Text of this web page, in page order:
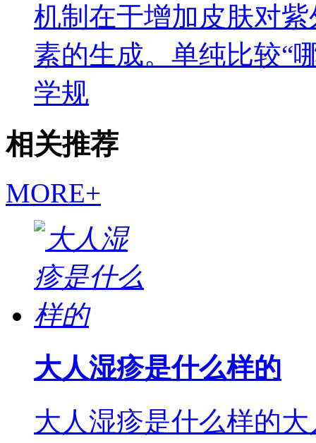
机制在于增加皮肤对
素的生成。单纯比较“
学规
相关推荐
MORE+
大人湿疹是什么样的
大人湿疹是什么样的